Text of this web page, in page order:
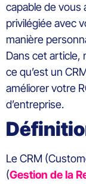
capable devous
privilégiéeavec
manière
Dans cet article,
ce qu’est un
améliorer votre
d’entreprise.
LeCRM
(Gestion de la